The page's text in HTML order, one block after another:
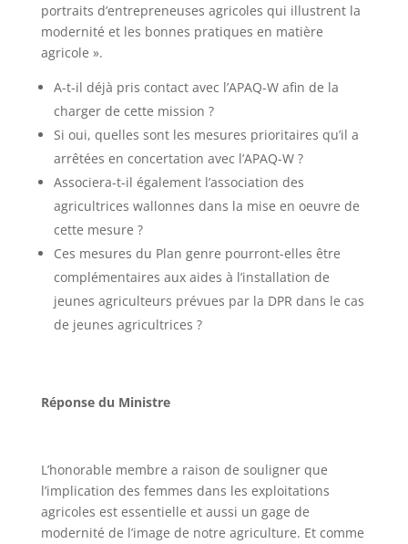
portraits d’entrepreneuses agricoles qui illustrent la
modernité et les bonnes pratiques en matière
agricole ».
A-t-il déjà pris contact avec l’APAQ-W afin de la
charger de cette mission ?
Si oui, quelles sont les mesures prioritaires qu’il a
arrêtées en concertation avec l’APAQ-W ?
Associera-t-il également l’association des
agricultrices wallonnes dans la mise en oeuvre de
cette mesure ?
Ces mesures du Plan genre pourront-elles être
complémentaires aux aides à l’installation de
jeunes agriculteurs prévues par la DPR dans le cas
de jeunes agricultrices ?
Réponse du Ministre
L’honorable membre a raison de souligner que
l’implication des femmes dans les exploitations
agricoles est essentielle et aussi un gage de
modernité de l’image de notre agriculture. Et comme